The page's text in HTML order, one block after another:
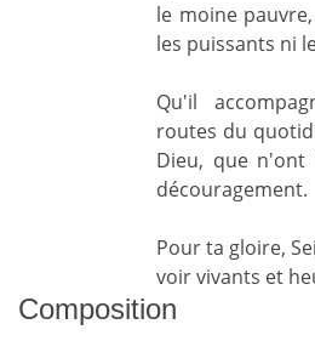
le moine
les puissants ni
Qu'il
routes du
Dieu, que n'ont
découragement.
Pour ta gloire,
voir vivants et
Composition